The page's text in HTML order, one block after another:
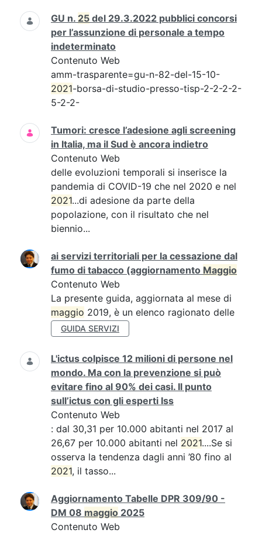
GU n. 25 del 29.3.2022 pubblici concorsi
per l’assunzione di personale a tempo
indeterminato
Contenuto Web
amm-trasparente=gu-n-82-del-15-10-
2021-borsa-di-studio-presso-tisp-2-2-2-2-
5-2-2-
Tumori: cresce l’adesione agli screening
in Italia, ma il Sud è ancora indietro
Contenuto Web
delle evoluzioni temporali si inserisce la
pandemia di COVID-19 che nel 2020 e nel
2021...di adesione da parte della
popolazione, con il risultato che nel
biennio...
ai servizi territoriali per la cessazione dal
fumo di tabacco (aggiornamento Maggio
Contenuto Web
La presente guida, aggiornata al mese di
maggio 2019, è un elenco ragionato delle
GUIDA SERVIZI
L'ictus colpisce 12 milioni di persone nel
mondo. Ma con la prevenzione si può
evitare fino al 90% dei casi. Il punto
sull’ictus con gli esperti Iss
Contenuto Web
: dal 30,31 per 10.000 abitanti nel 2017 al
26,67 per 10.000 abitanti nel 2021....Se si
osserva la tendenza dagli anni ’80 fino al
2021, il tasso...
Aggiornamento Tabelle DPR 309/90 -
DM 08 maggio 2025
Contenuto Web